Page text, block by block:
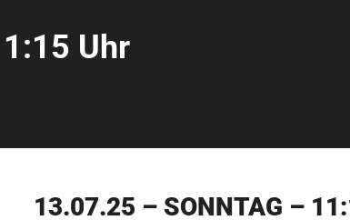
Uhr
13.07.25 – SONNTAG –